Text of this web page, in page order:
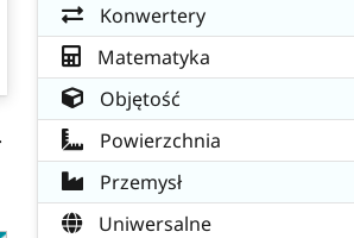
Konwertery
Matematyka
Objętość
Powierzchnia
Przemysł
Uniwersalne